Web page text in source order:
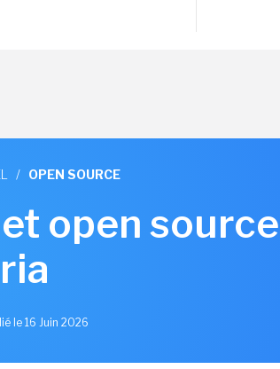
/ OPEN SOURCE
open
le 16 Juin 2026